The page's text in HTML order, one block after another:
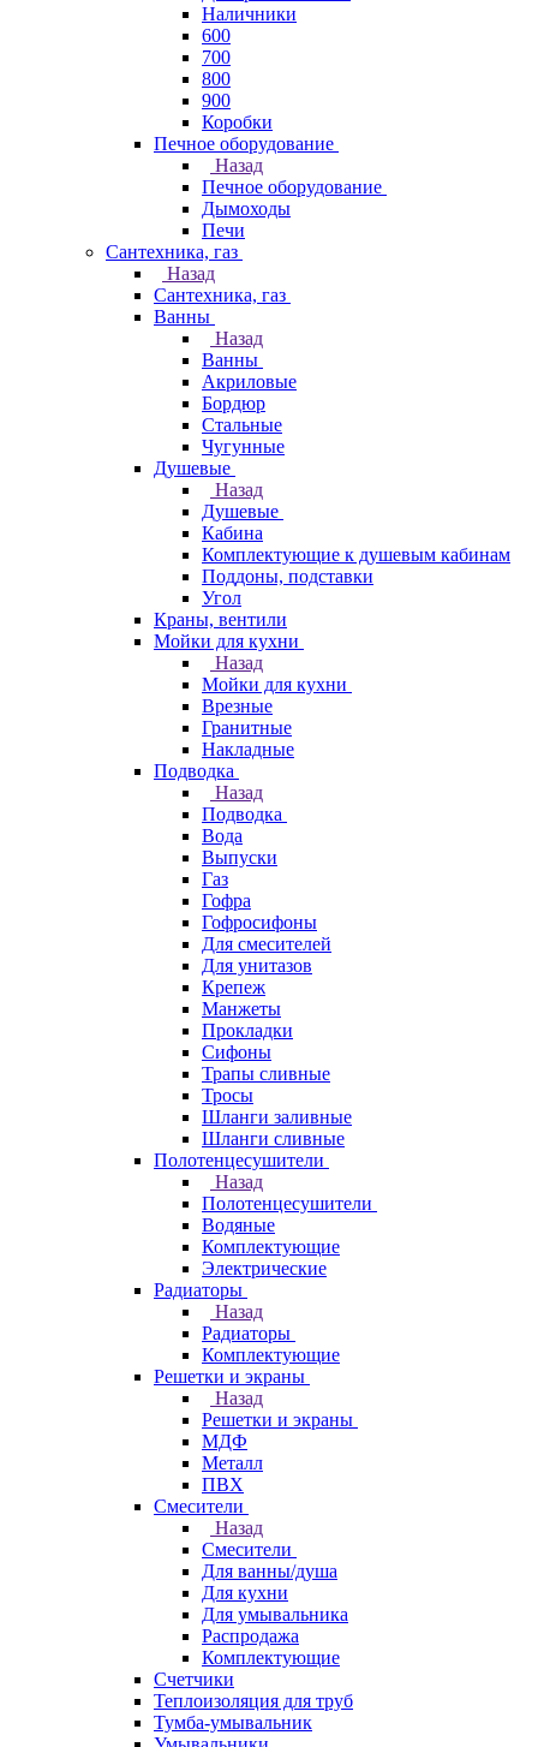
Наличники
600
700
800
900
Коробки
Печное оборудование
Назад
Печное оборудование
Дымоходы
Печи
Сантехника, газ
Назад
Сантехника, газ
Ванны
Назад
Ванны
Акриловые
Бордюр
Стальные
Чугунные
Душевые
Назад
Душевые
Кабина
Комплектующие к душевым кабинам
Поддоны, подставки
Угол
Краны, вентили
Мойки для кухни
Назад
Мойки для кухни
Врезные
Гранитные
Накладные
Подводка
Назад
Подводка
Вода
Выпуски
Газ
Гофра
Гофросифоны
Для смесителей
Для унитазов
Крепеж
Манжеты
Прокладки
Сифоны
Трапы сливные
Тросы
Шланги заливные
Шланги сливные
Полотенцесушители
Назад
Полотенцесушители
Водяные
Комплектующие
Электрические
Радиаторы
Назад
Радиаторы
Комплектующие
Решетки и экраны
Назад
Решетки и экраны
МДФ
Металл
ПВХ
Смесители
Назад
Смесители
Для ванны/душа
Для кухни
Для умывальника
Распродажа
Комплектующие
Счетчики
Теплоизоляция для труб
Тумба-умывальник